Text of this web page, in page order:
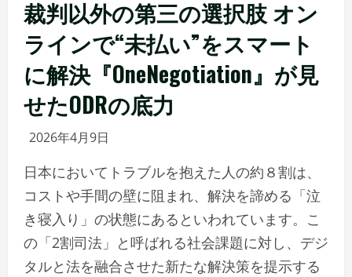
裁判以外の第三の選択肢 オン
ラインで“未払い”をスマート
に解決『OneNegotiation』が見
せたODRの底力
2026年4月9日
日本においてトラブルを抱えた人の約８割は、
コストや手間の壁に阻まれ、解決を諦める「泣
き寝入り」の状態にあるといわれています。こ
の「2割司法」と呼ばれる社会課題に対し、デジ
タルと法を融合させた新たな解決策を提示する